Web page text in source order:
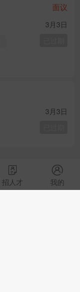
面议
3月3日
3月3日
招人才 我的